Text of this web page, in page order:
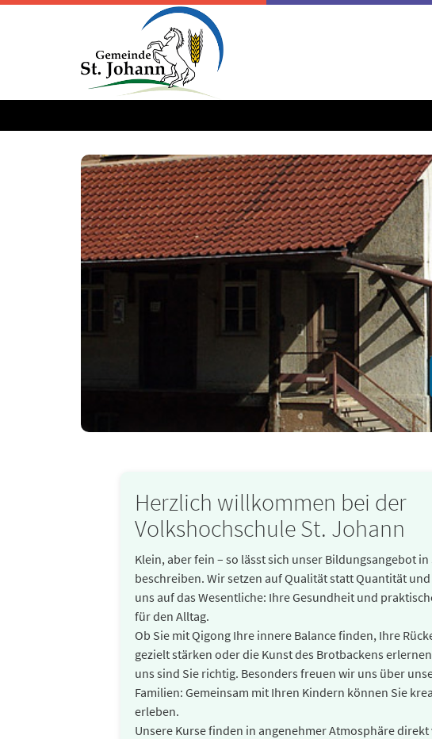
Herzlich willkommen bei der
Volkshochschule St. Johann
Klein, aber fein – so lässt sich unser Bildungsangebot
beschreiben. Wir setzen auf Qualität statt Quantität
uns auf das Wesentliche: Ihre Gesundheit und
für den Alltag.
Ob Sie mit Qigong Ihre innere Balance finden, Ihre
gezielt stärken oder die Kunst des Brotbackens
uns sind Sie richtig. Besonders freuen wir uns über
Familien: Gemeinsam mit Ihren Kindern können Sie
erleben.
Unsere Kurse finden in angenehmer Atmosphäre direkt